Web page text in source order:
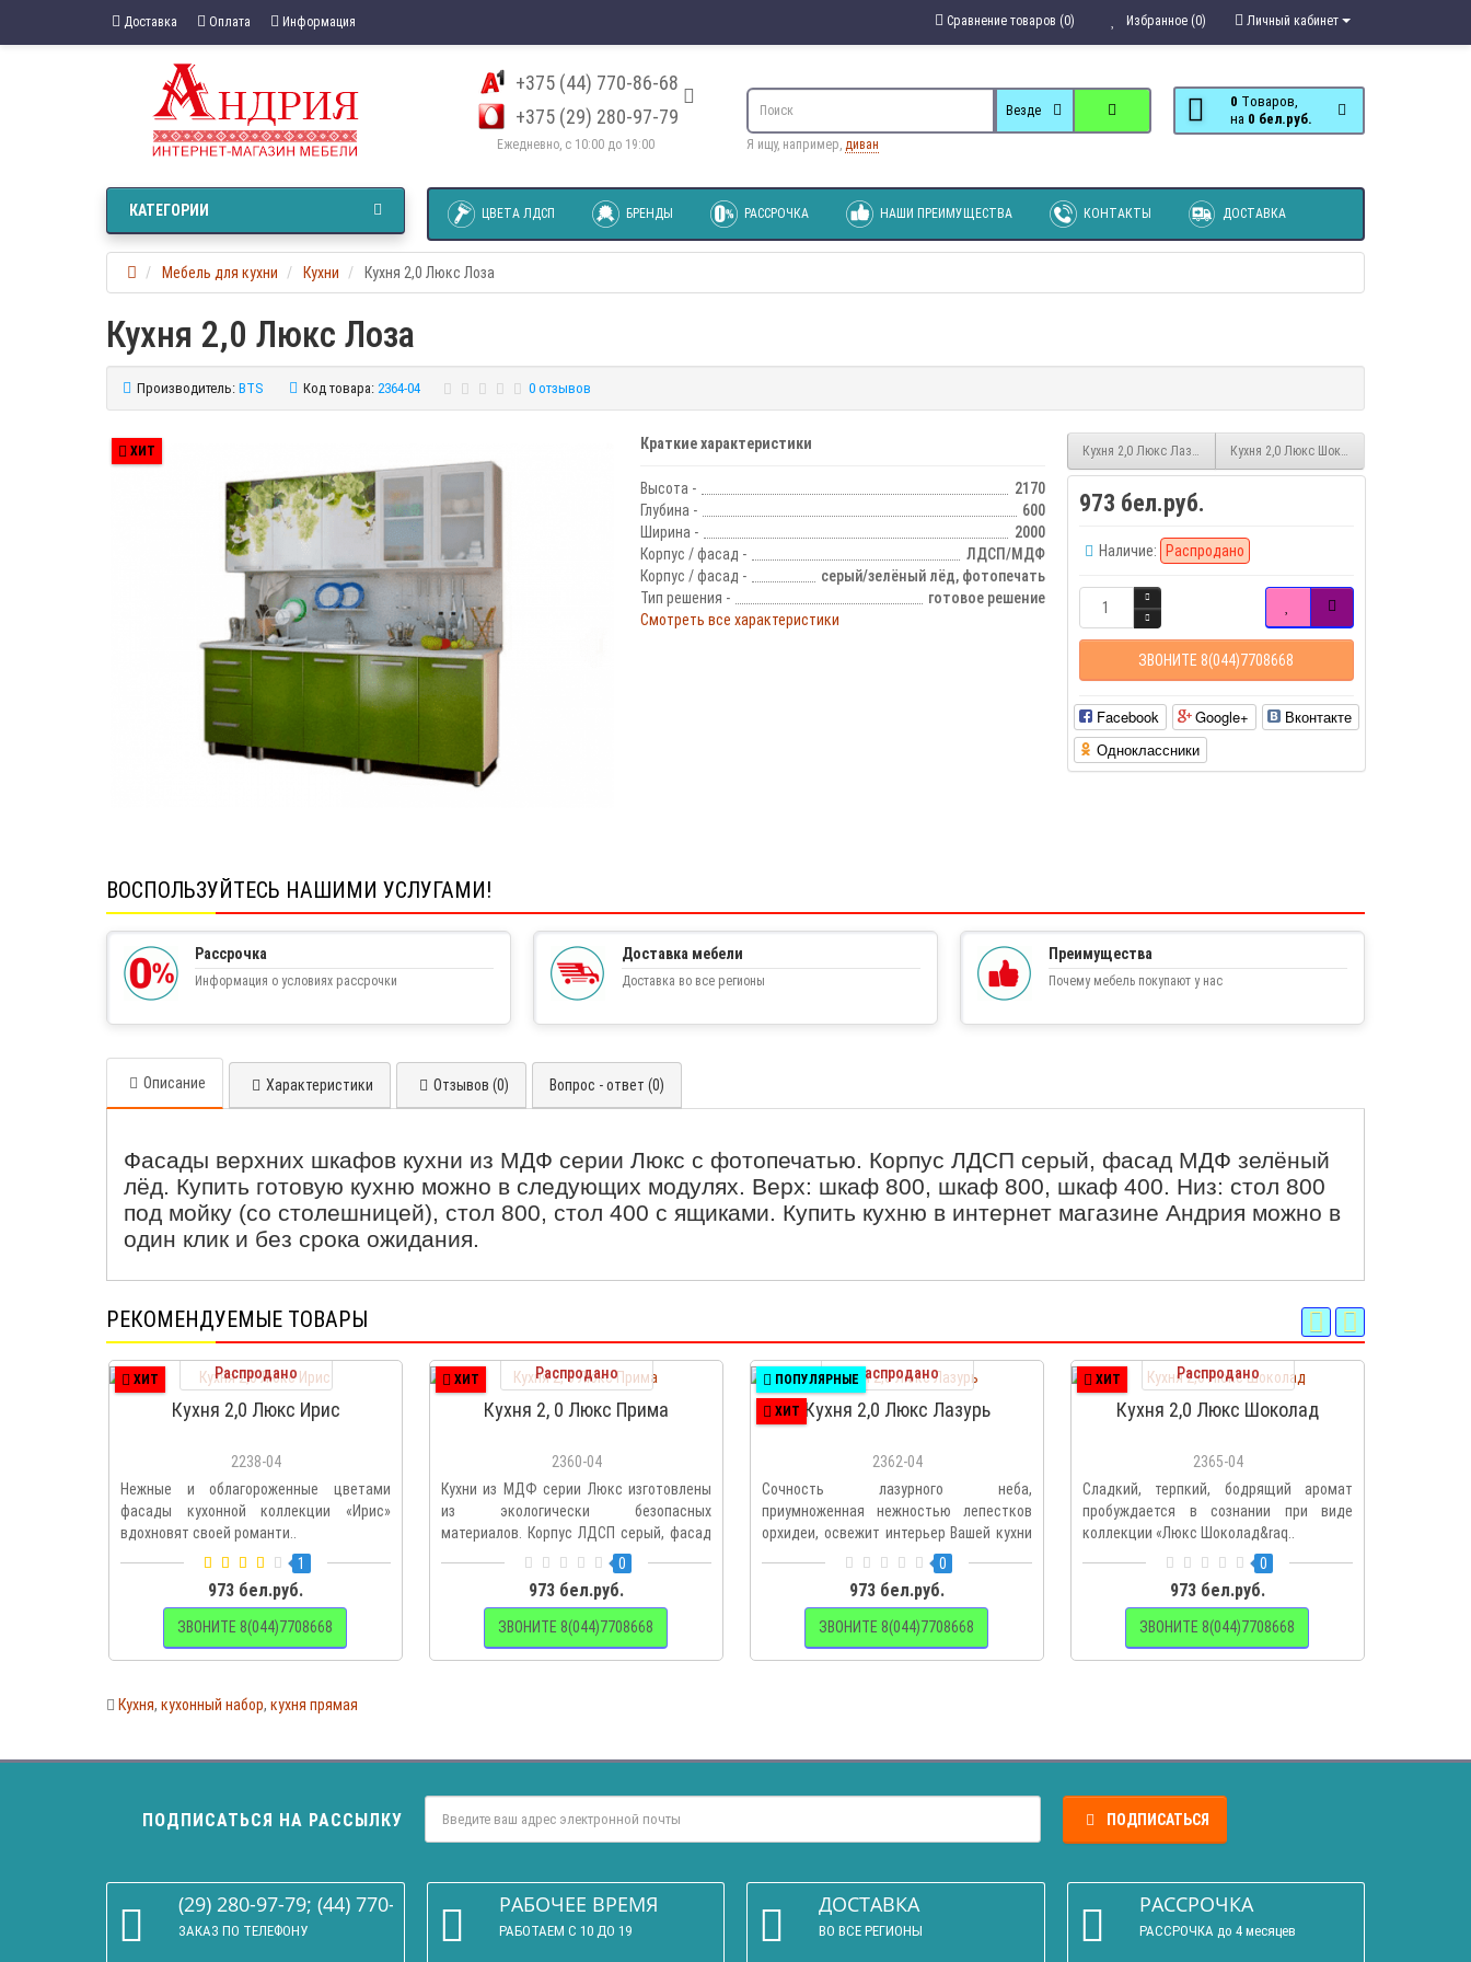
Доставка Оплата Информация Личный кабинет
Избранное (0)
Сравнение товаров (0)
+375 (44) 770-86-68
+375 (29) 280-97-79
Ежедневно, с 10:00 до 19:00
0 Tоваров,
на
0 бел.руб.
Везде
Я ищу, например, диван
ЦВЕТА ЛДСП БРЕНДЫ РАССРОЧКА НАШИ ПРЕИМУЩЕСТВА КОНТАКТЫ ДОСТАВКА
КАТЕГОРИИ
Мебель для кухни Кухни Кухня 2,0 Люкс Лоза
Кухня 2,0 Люкс Лоза
Производитель: BTS Код товара: 2364-04 0 отзывов
ХИТ Краткие характеристики
Высота -
2170
Глубина -
600
Ширина -
2000
Корпус / фасад -
ЛДСП/МДФ
Корпус / фасад -
серый/зелёный лёд, фотопечать
Тип решения -
готовое решение
Смотреть все характеристики
Кухня 2,0 Люкс Лазурь Кухня 2,0 Люкс Шоколад
973 бел.руб.
Наличие: Распродано
ЗВОНИТЕ 8(044)7708668
Facebook Google+
Вконтакте
Одноклассники
ВОСПОЛЬЗУЙТЕСЬ НАШИМИ УСЛУГАМИ!
Рассрочка
Информация о условиях рассрочки
Доставка мебели
Доставка во все регионы
Преимущества
Почему мебель покупают у нас
Описание Характеристики Отзывов (0) Вопрос - ответ (0)
Фасады верхних шкафов кухни из МДФ серии Люкс с фотопечатью. Корпус ЛДСП серый, фасад МДФ зелёный
лёд. Купить готовую кухню можно в следующих модулях. Верх: шкаф 800, шкаф 800, шкаф 400. Низ: стол 800
под мойку (со столешницей), стол 800, стол 400 с ящиками. Купить кухню в интернет магазине Андрия можно в
один клик и без срока ожидания.
РЕКОМЕНДУЕМЫЕ ТОВАРЫ
ХИТ Распродано
Кухня 2,0 Люкс Ирис
2238-04
Нежные и облагороженные цветами
фасады кухонной коллекции «Ирис»
вдохновят своей романти..
1
973 бел.руб.
ЗВОНИТЕ 8(044)7708668
ХИТ Распродано
Кухня 2, 0 Люкс Прима
2360-04
Кухни из МДФ серии Люкс изготовлены
из экологически безопасных
материалов. Корпус ЛДСП серый, фасад
0
973 бел.руб.
ЗВОНИТЕ 8(044)7708668
ПОПУЛЯРНЫЕ
ХИТ
Распродано
Кухня 2,0 Люкс Лазурь
2362-04
Сочность лазурного неба,
приумноженная нежностью лепестков
орхидеи, освежит интерьер Вашей кухни
0
973 бел.руб.
ЗВОНИТЕ 8(044)7708668
ХИТ Распродано
Кухня 2,0 Люкс Шоколад
2365-04
Сладкий, терпкий, бодрящий аромат
пробуждается в сознании при виде
коллекции «Люкс Шоколад&raq..
0
973 бел.руб.
ЗВОНИТЕ 8(044)7708668
Кухня, кухонный набор, кухня прямая
ПОДПИСАТЬСЯ НА РАССЫЛКУ ПОДПИСАТЬСЯ
(29) 280-97-79; (44) 770-86-68
ЗАКАЗ ПО ТЕЛЕФОНУ
РАБОЧЕЕ ВРЕМЯ
РАБОТАЕМ С 10 ДО 19
ДОСТАВКА
ВО ВСЕ РЕГИОНЫ
РАССРОЧКА
РАССРОЧКА до 4 месяцев